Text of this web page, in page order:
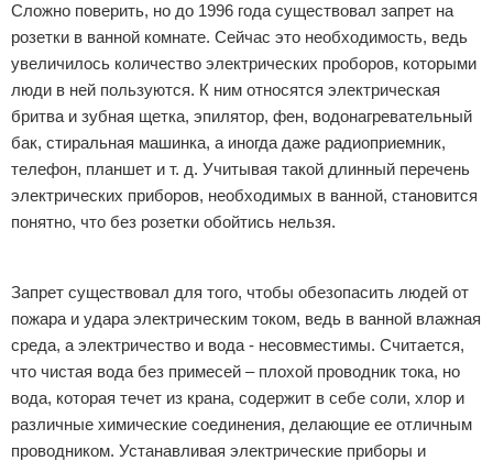
Коммунальные услуги
Сантехника
Безопасность
Стройматериалы
Разное
Сложно поверить, но до 1996 года существовал запрет на
розетки в ванной комнате. Сейчас это необходимость, ведь
увеличилось количество электрических проборов, которыми
люди в ней пользуются. К ним относятся электрическая
бритва и зубная щетка, эпилятор, фен, водонагревательный
бак, стиральная машинка, а иногда даже радиоприемник,
телефон, планшет и т. д. Учитывая такой длинный перечень
электрических приборов, необходимых в ванной, становится
понятно, что без розетки обойтись нельзя.
Запрет существовал для того, чтобы обезопасить людей от
пожара и удара электрическим током, ведь в ванной влажная
среда, а электричество и вода - несовместимы. Считается,
что чистая вода без примесей – плохой проводник тока, но
вода, которая течет из крана, содержит в себе соли, хлор и
различные химические соединения, делающие ее отличным
проводником. Устанавливая электрические приборы и